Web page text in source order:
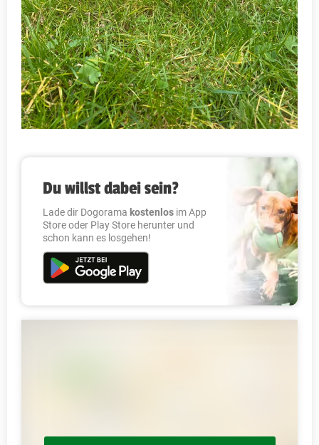
Du willst dabei sein?
Lade dir Dogorama kostenlos im App
Store oder Play Store herunter und
schon kann es losgehen!